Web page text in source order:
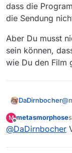
dass die
die Sendung
Aber Du musst
sein können,
wie Du den Film
DaDirnbocher@
M
Offline
metasmorphose
@DaDirnbocher